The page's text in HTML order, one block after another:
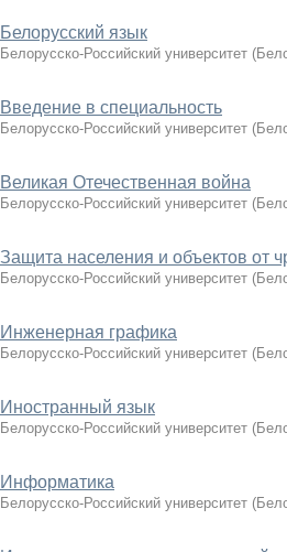
Белорусский язык
Белорусско-Российский университет (
Введение в специальность
Белорусско-Российский университет (
Великая Отечественная война
Белорусско-Российский университет (
Защита населения и объектов от
Белорусско-Российский университет (
Инженерная графика
Белорусско-Российский университет (
Иностранный язык
Белорусско-Российский университет (
Информатика
Белорусско-Российский университет (